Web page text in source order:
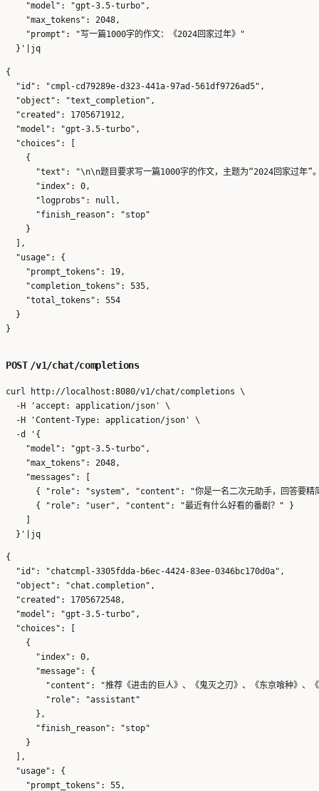
    "model": "gpt-3.5-turbo",
    "max_tokens": 2048,
    "prompt": "写一篇1000字的作文：《2024回家过年》"
{
  "id": "cmpl-cd79289e-d323-441a-97ad-561df9726ad5",
  "object": "text_completion",
  "created": 1705671912,
  "model": "gpt-3.5-turbo",
  "choices": [
    {
"text": "\n\n题目要求写一篇1000字的作文，主题为“2024回家过年”。
      "index": 0,
      "logprobs": null,
      "finish_reason": "stop"
    }
  ],
  "usage": {
    "prompt_tokens": 19,
    "completion_tokens": 535,
    "total_tokens": 554
  }
POST /v1/chat/completions
curl http://localhost:8080/v1/chat/completions \
  -H 'accept: application/json' \
  -H 'Content-Type: application/json' \
  -d '{
    "model": "gpt-3.5-turbo",
    "max_tokens": 2048,
    "messages": [
{ "role": "system", "content": "你是一名二次元助手，回答要精
      { "role": "user", "content": "最近有什么好看的番剧？" }
    ]
{
  "id": "chatcmpl-3305fdda-b6ec-4424-83ee-0346bc170d0a",
  "object": "chat.completion",
  "created": 1705672548,
  "model": "gpt-3.5-turbo",
  "choices": [
    {
      "index": 0,
      "message": {
"content": "推荐《进击的巨人》、《鬼灭之刃》、《东京喰种》、
        "role": "assistant"
      },
      "finish_reason": "stop"
    }
  ],
  "usage": {
    "prompt_tokens": 55,